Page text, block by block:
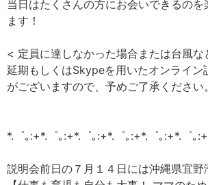
当日はたくさんの方にお会いできるのを
ます！
< 定員に達しなかった場合または台風な
延期もしくはSkypeを用いたオンライン
がございますので、予めご了承くださ
*.゜｡:+*.゜｡:+*.゜｡:+*.゜｡:+*.゜｡:+*.゜｡
説明会前日の７月１４日には沖縄県宜野